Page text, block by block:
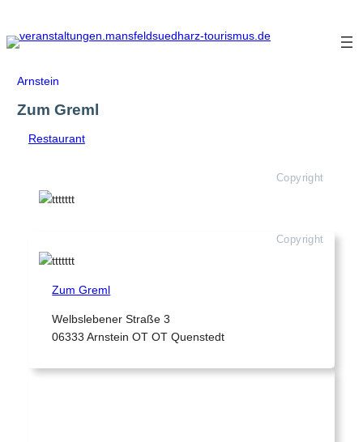
Inhalt
springen
Arnstein
Zum Greml
Restaurant
Copyright
Copyright
Zum Greml
Welbslebener Straße 3
06333 Arnstein OT OT Quenstedt